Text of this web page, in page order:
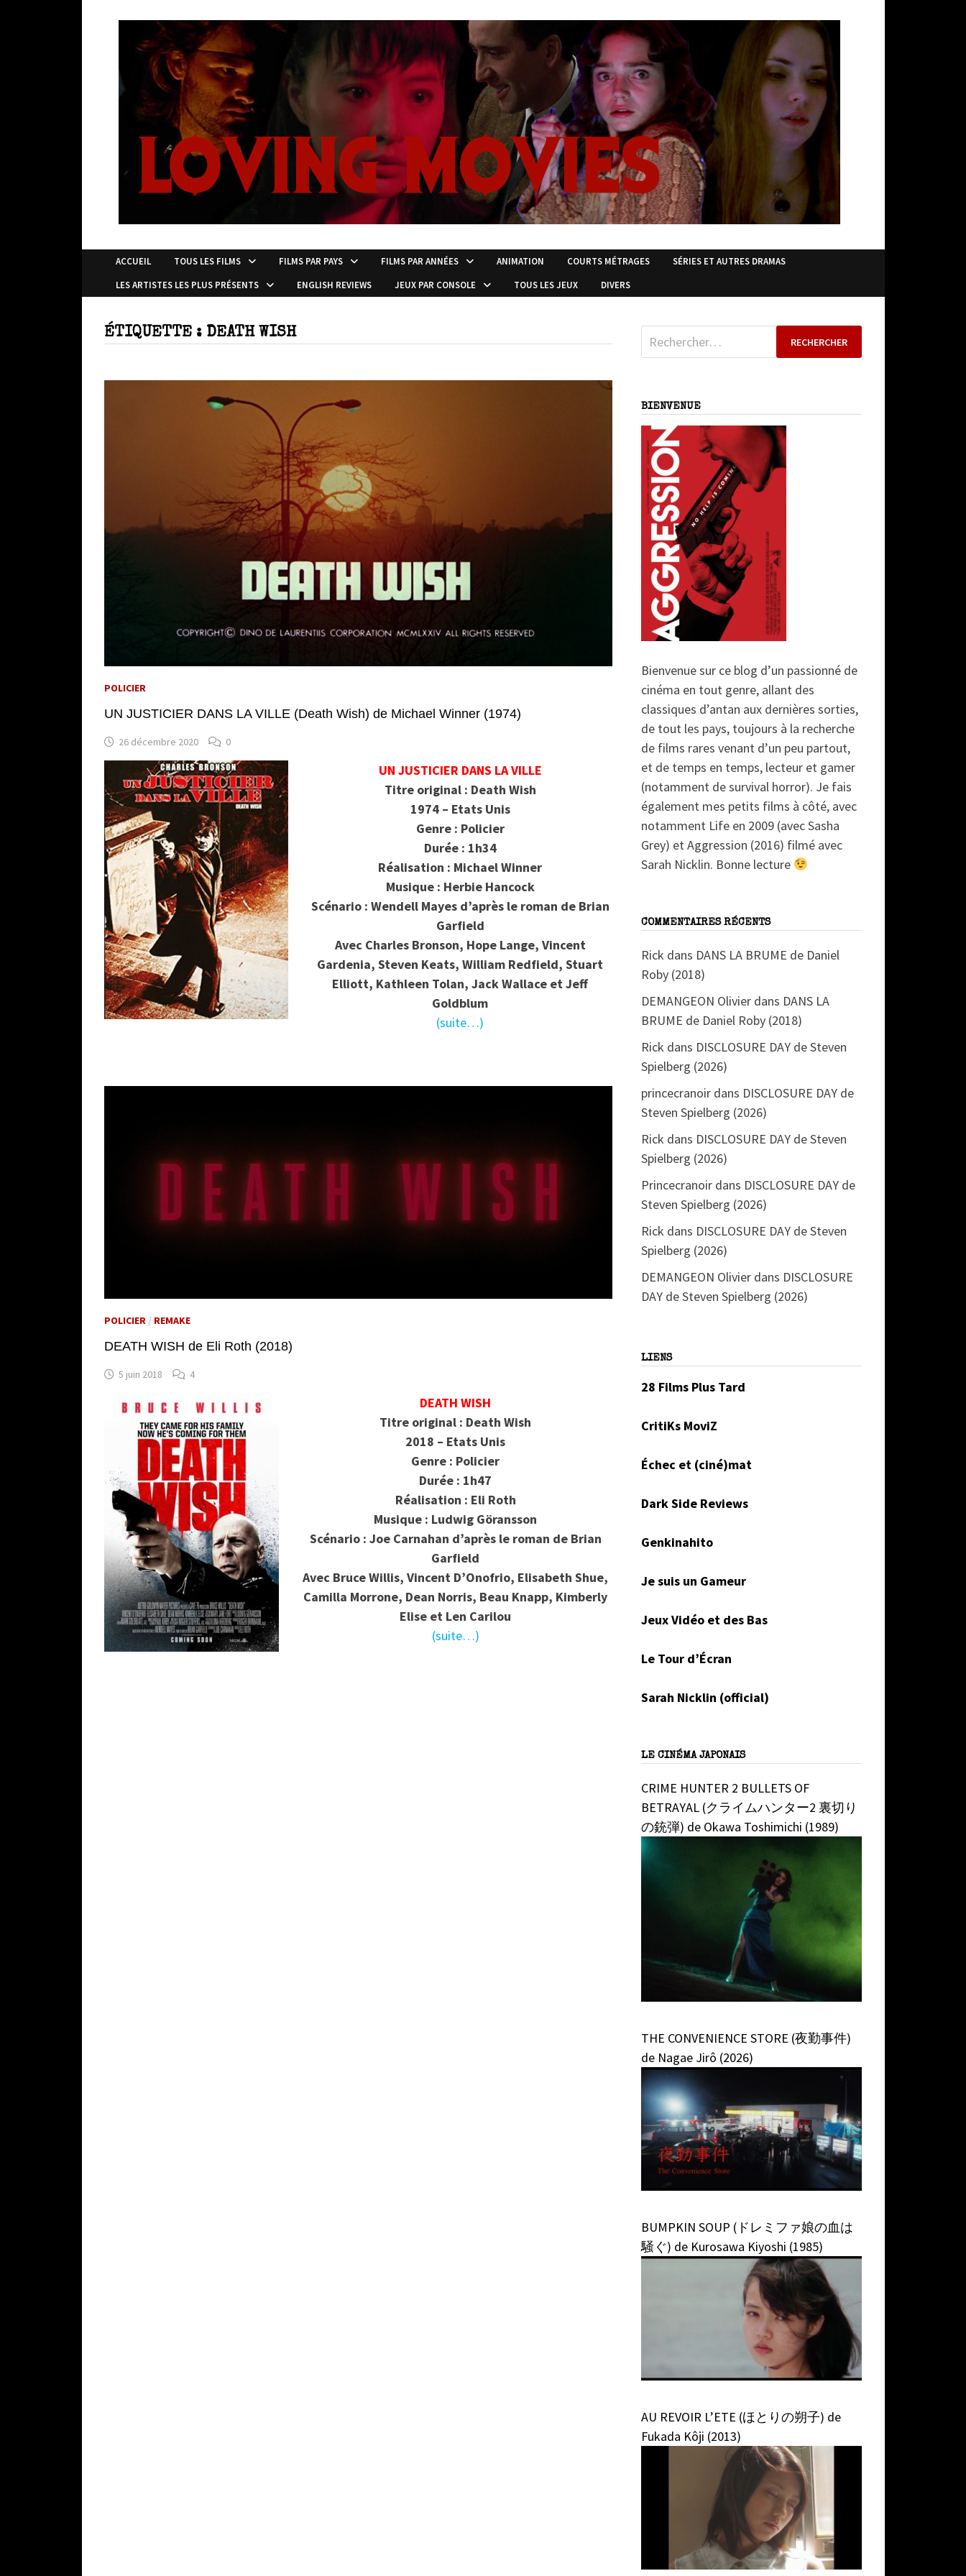
ACCUEIL TOUS LES FILMS FILMS PAR PAYS FILMS PAR ANNÉES ANIMATION COURTS MÉTRAGES
SÉRIES ET AUTRES DRAMAS
LES ARTISTES LES PLUS PRÉSENTS
ENGLISH REVIEWS JEUX PAR CONSOLE TOUS LES JEUX DIVERS
ÉTIQUETTE : DEATH WISH
POLICIER
UN JUSTICIER DANS LA VILLE (Death Wish) de Michael Winner (1974)
26 décembre 2020 0
UN JUSTICIER DANS LA VILLE
Titre original : Death Wish
1974 – Etats Unis
Genre : Policier
Durée : 1h34
Réalisation : Michael Winner
Musique : Herbie Hancock
Scénario : Wendell Mayes d’après le roman de Brian
Garfield
Avec Charles Bronson, Hope Lange, Vincent
Gardenia, Steven Keats, William Redfield, Stuart
Elliott, Kathleen Tolan, Jack Wallace et Jeff
Goldblum
(suite…)
POLICIER / REMAKE
DEATH WISH de Eli Roth (2018)
5 juin 2018 4
DEATH WISH
Titre original : Death Wish
2018 – Etats Unis
Genre : Policier
Durée : 1h47
Réalisation : Eli Roth
Musique : Ludwig Göransson
Scénario : Joe Carnahan d’après le roman de Brian
Garfield
Avec Bruce Willis, Vincent D’Onofrio, Elisabeth Shue,
Camilla Morrone, Dean Norris, Beau Knapp, Kimberly
Elise et Len Carilou
(suite…)
Rechercher :
BIENVENUE
Bienvenue sur ce blog d’un passionné de
cinéma en tout genre, allant des
classiques d’antan aux dernières sorties,
de tout les pays, toujours à la recherche
de films rares venant d’un peu partout,
et de temps en temps, lecteur et gamer
(notamment de survival horror). Je fais
également mes petits films à côté, avec
notamment Life en 2009 (avec Sasha
Grey) et Aggression (2016) filmé avec
Sarah Nicklin. Bonne lecture
COMMENTAIRES RÉCENTS
Rick dans DANS LA BRUME de Daniel
Roby (2018)
DEMANGEON Olivier dans DANS LA
BRUME de Daniel Roby (2018)
Rick dans DISCLOSURE DAY de Steven
Spielberg (2026)
princecranoir dans DISCLOSURE DAY de
Steven Spielberg (2026)
Rick dans DISCLOSURE DAY de Steven
Spielberg (2026)
Princecranoir dans DISCLOSURE DAY de
Steven Spielberg (2026)
Rick dans DISCLOSURE DAY de Steven
Spielberg (2026)
DEMANGEON Olivier dans DISCLOSURE
DAY de Steven Spielberg (2026)
LIENS
28 Films Plus Tard
CritiKs MoviZ
Échec et (ciné)mat
Dark Side Reviews
Genkinahito
Je suis un Gameur
Jeux Vidéo et des Bas
Le Tour d’Écran
Sarah Nicklin (official)
LE CINÉMA JAPONAIS
CRIME HUNTER 2 BULLETS OF
BETRAYAL (クライムハンター2 裏切り
の銃弾) de Okawa Toshimichi (1989)
THE CONVENIENCE STORE (夜勤事件)
de Nagae Jirô (2026)
BUMPKIN SOUP (ドレミファ娘の血は
騒ぐ) de Kurosawa Kiyoshi (1985)
AU REVOIR L’ETE (ほとりの朔子) de
Fukada Kôji (2013)